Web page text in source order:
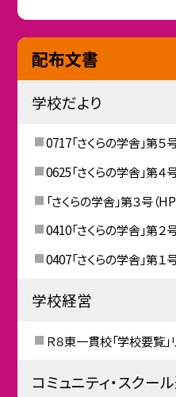
配布文書
学校だより
0717「さくらの学舎」第５
0625「さくらの学舎」第４
「さくらの学舎」第３号（
0410「さくらの学舎」第２
0407「さくらの学舎」第１
学校経営
Ｒ８東一貫校「学校要覧」
コミュニティ・スクー